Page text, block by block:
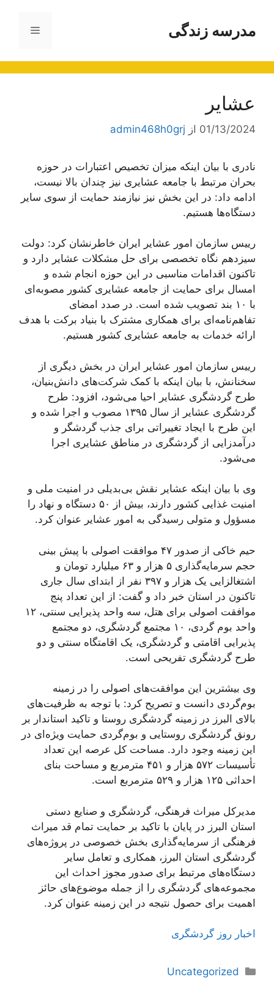
محتوامدرسه زندگی فهرست
عشایر
01/13/2024 از admin468h0grj
نادری با بیان اینکه میزان تخصیص اعتبارات در حوزه
بحران مرتبط با جامعه عشایری نیز چندان بالا نیست،
ادامه داد: در این بخش نیز نیازمند حمایت از سوی سایر
دستگاه‌ها هستیم.
رییس سازمان امور عشایر ایران خاطرنشان کرد: دولت
سیزدهم نگاه تخصصی برای حل مشکلات عشایر دارد و
تاکنون اقدامات مناسبی در این حوزه انجام شده و
امسال برای حمایت از جامعه عشایری کشور مصوبه‌ای
با ۱۰ بند تصویب شده است. در صدد امضای
تفاهم‌نامه‌ای برای همکاری مشترک با بنیاد برکت با هدف
ارائه خدمات به جامعه عشایری کشور هستیم.
رییس سازمان امور عشایر ایران در بخش دیگری از
سخنانش، با بیان اینکه با کمک شرکت‌های دانش‌بنیان،
طرح گردشگری عشایر احیا می‌شود، افزود: طرح
گردشگری عشایر از سال ۱۳۹۵ مصوب و اجرا شده و
این طرح با ایجاد تغییراتی برای جذب گردشگر و
درآمدزایی از گردشگری در مناطق عشایری اجرا
می‌شود.
وی با بیان اینکه عشایر نقش بی‌بدیلی در امنیت ملی و
امنیت غذایی کشور دارند، بیش از ۵۰ دستگاه و نهاد را
مسؤول و متولی رسیدگی به امور عشایر عنوان کرد.
حیم خاکی از صدور ۴۷ موافقت اصولی با پیش بینی
حجم سرمایه‌گذاری ۵ هزار و ۶۳ میلیارد تومان و
اشتغالزایی یک هزار و ۳۹۷ نفر از ابتدای سال جاری
تاکنون در استان خبر داد و گفت: از این تعداد پنج
موافقت اصولی برای هتل، سه واحد پذیرایی سنتی، ۱۲
واحد بوم گردی، ۱۰ مجتمع گردشگری، دو مجتمع
پذیرایی اقامتی و گردشگری، یک اقامتگاه سنتی و دو
طرح گردشگری تفریحی است.
وی بیشترین این موافقت‌های اصولی را در زمینه
بوم‌گردی دانست و تصریح کرد: با توجه به ظرفیت‌های
بالای البرز در زمینه گردشگری روستا و تاکید استاندار بر
رونق گردشگری روستایی و بوم‌گردی حمایت ویژه‌ای در
این زمینه وجود دارد. مساحت کل عرصه این تعداد
تأسیسات ۵۷۲ هزار و ۴۵۱ مترمربع و مساحت بنای
احداثی ۱۲۵ هزار و ۵۲۹ مترمربع است.
مدیرکل میراث فرهنگی، گردشگری و صنایع دستی
استان البرز در پایان با تاکید بر حمایت تمام قد میراث
فرهنگی از سرمایه‌گذاری بخش خصوصی در پروژه‌های
گردشگری استان البرز، همکاری و تعامل سایر
دستگاه‌های مرتبط برای صدور مجوز احداث این
مجموعه‌های گردشگری را از جمله موضوع‌های حائز
اهمیت برای حصول نتیجه در این زمینه عنوان کرد.
اخبار روز گردشگری
دسته‌ها
Uncategorized